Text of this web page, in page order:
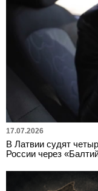
17.07.2026
В Латвии судят
России через